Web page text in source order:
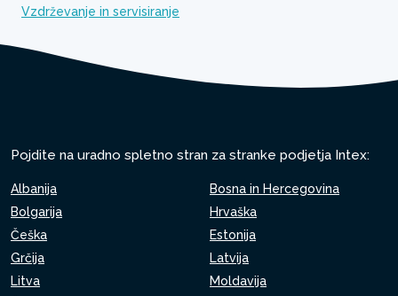
Vzdrževanje in servisiranje
Pojdite na uradno spletno stran za stranke podjetja Intex:
Albanija
Bosna in Hercegovina
Bolgarija
Hrvaška
Češka
Estonija
Grčija
Latvija
Litva
Moldavija